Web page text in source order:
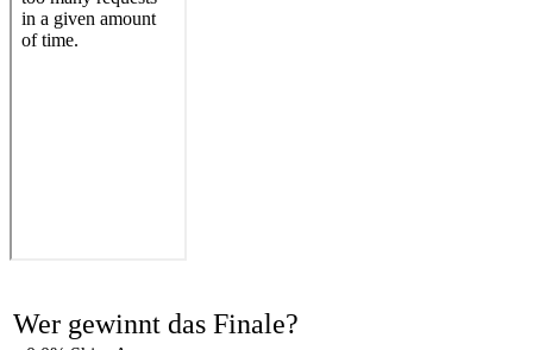
Wer gewinnt das Finale?